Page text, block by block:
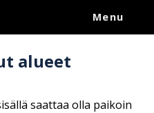
Menu
alueet
saattaa olla paikoin